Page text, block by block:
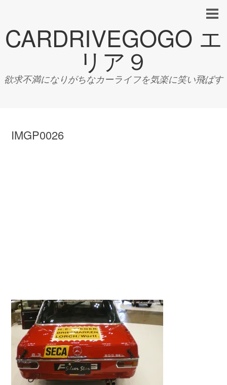
CARDRIVEGOGO エ
リア９
欲求不満になりがちなカーライフを気楽に笑い飛ばす
IMGP0026